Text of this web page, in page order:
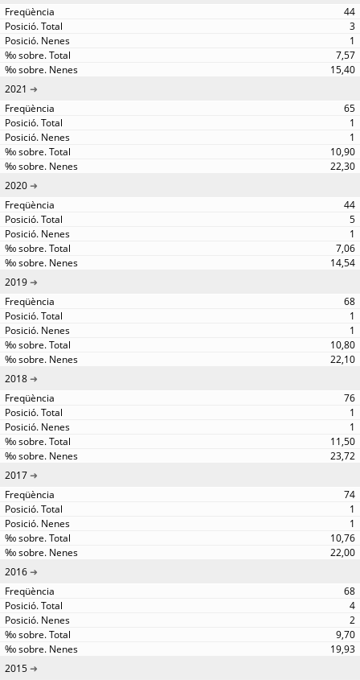
44
3
1
7,57
15,40
2021
65
1
1
10,90
22,30
2020
44
5
1
7,06
14,54
2019
68
1
1
10,80
22,10
2018
76
1
1
11,50
23,72
2017
74
1
1
10,76
22,00
2016
68
4
2
9,70
19,93
2015